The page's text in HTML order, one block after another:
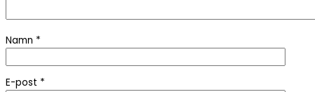
Namn *
E-post *